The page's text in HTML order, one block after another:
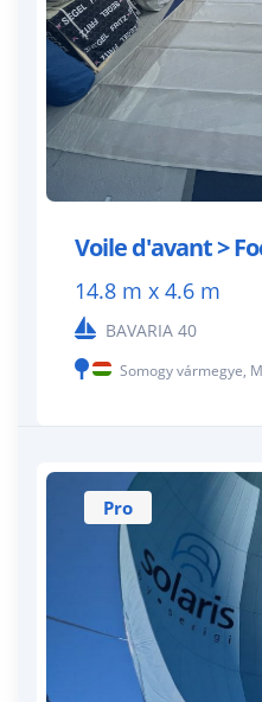
Voile d'avant >
14.8 m x 4.6 m
BAVARIA 40
Somogy vármegye,
Pro